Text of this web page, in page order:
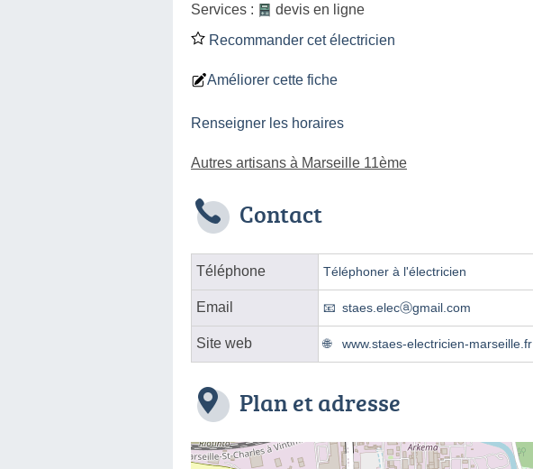
Services :
devis en ligne
Recommander cet électricien
Améliorer cette fiche
Renseigner les horaires
Autres artisans à Marseille 11ème
Contact
Téléphone Téléphoner à l'électricien
Email staes.elecⓐgmail.com
Site web www.staes-electricien-marseille.fr
Plan et adresse